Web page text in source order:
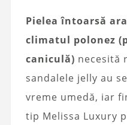
Pielea întoarsă
climatul polonez
caniculă) necesită
sandalele jelly au
vreme umedă, iar
tip Melissa Luxury